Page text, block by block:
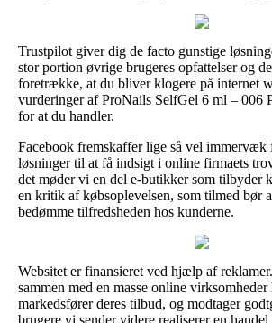
Trustpilot giver dig de facto gunstige
stor portion øvrige brugeres opfattelser og
foretrække, at du bliver klogere på internet
vurderinger af ProNails SelfGel 6 ml – 006
for at du handler.
Facebook fremskaffer lige så vel immervæk
løsninger til at få indsigt i online firmaets
det møder vi en del e-butikker som tilbyder
en kritik af købsoplevelsen, som tilmed bør
bedømme tilfredsheden hos kunderne.
Websitet er finansieret ved hjælp af
sammen med en masse online
markedsfører deres tilbud, og modtager
brugere vi sender videre realiserer en handel.